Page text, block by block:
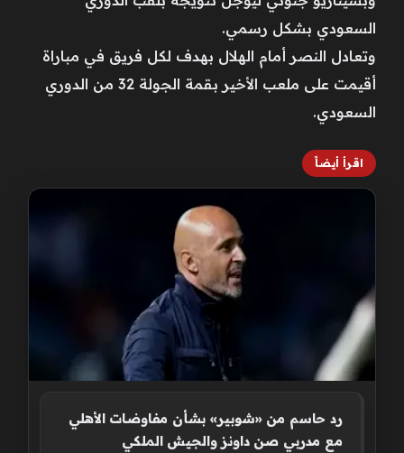
السعودي بشكل رسمي.
وتعادل النصر أمام الهلال بهدف لكل فريق في مباراة
أقيمت على ملعب الأخير بقمة الجولة 32 من الدوري
السعودي.
اقرأ أيضاً
رد حاسم من «شوبير» بشأن مفاوضات الأهلي
مع مدربي صن داونز والجيش الملكي